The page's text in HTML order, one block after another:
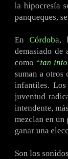
la hipocresía
panqueques,
EnCórdoba,
demasiado de
como “tan
suman a otros
infantiles.
juventud
intendente,
mezclan en un
ganar una
Son los